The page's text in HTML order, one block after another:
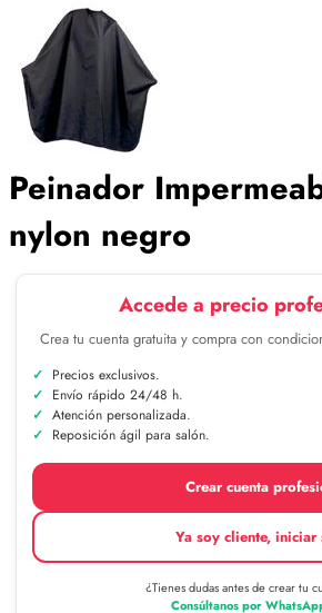
Peinador
nylon negro
Accede a precio
Crea tu cuenta gratuita y compra con
Precios exclusivos.
Envío rápido 24/48 h.
Atención personalizada.
Reposición ágil para salón.
Crear cuenta
Ya soy cliente, iniciar
¿Tienes dudas antes de crear tu
Consúltanos por